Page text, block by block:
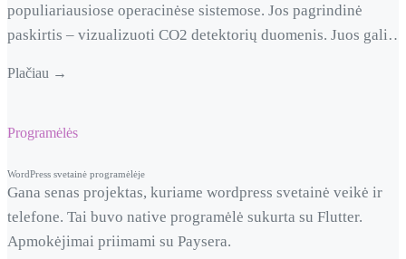
populiariausiose operacinėse sistemose. Jos pagrindinė
paskirtis – vizualizuoti CO2 detektorių duomenis. Juos galima
pasaulio vietoje. Prietaisas API pagalba siunčia duomenis į
Kiekvieną prietaisą galima pridėti, sugrupuoti ir aktyvuoti.
Plačiau →
Programėlės
WordPress svetainė programėlėje
Gana senas projektas, kuriame wordpress svetainė veikė ir
telefone. Tai buvo native programėlė sukurta su Flutter.
Apmokėjimai priimami su Paysera.